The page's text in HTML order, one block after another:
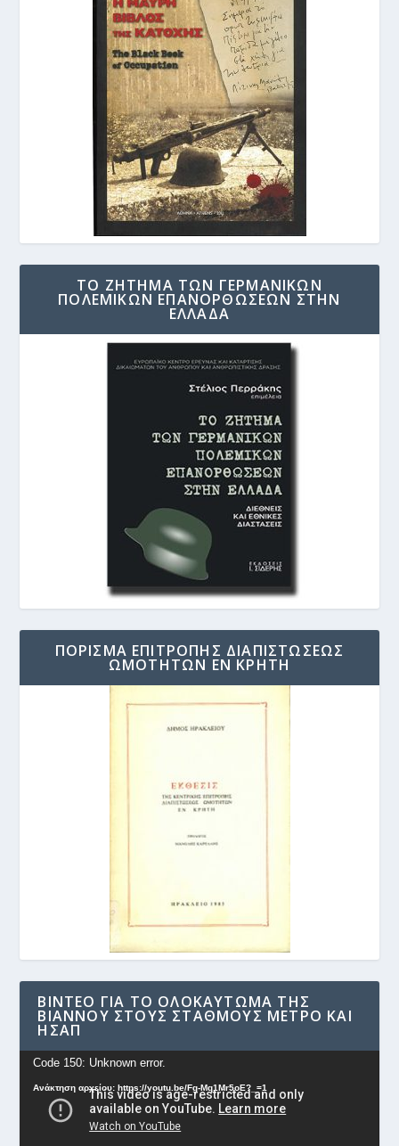
ΤΟ ΖΗΤΗΜΑ ΤΩΝ ΓΕΡΜΑΝΙΚΩΝ
ΠΟΛΕΜΙΚΩΝ ΕΠΑΝΟΡΘΩΣΕΩΝ ΣΤΗΝ
ΕΛΛΑΔΑ
ΠΟΡΙΣΜΑ ΕΠΙΤΡΟΠΗΣ ΔΙΑΠΙΣΤΩΣΕΩΣ
ΩΜΟΤΗΤΩΝ ΕΝ ΚΡΗΤΗ
ΒΊΝΤΕΟ ΓΙΑ ΤΟ ΟΛΟΚΑΎΤΩΜΑ ΤΗΣ
ΒΙΆΝΝΟΥ ΣΤΟΥΣ ΣΤΑΘΜΟΎΣ ΜΕΤΡΟ ΚΑΙ
ΗΣΑΠ
Πρόγραμμα
Αναπαραγωγής
Βίντεο
Code 150: Unknown error.
Ανάκτηση αρχείου: https://youtu.be/Fg-Mq1Mr5oE?_=1